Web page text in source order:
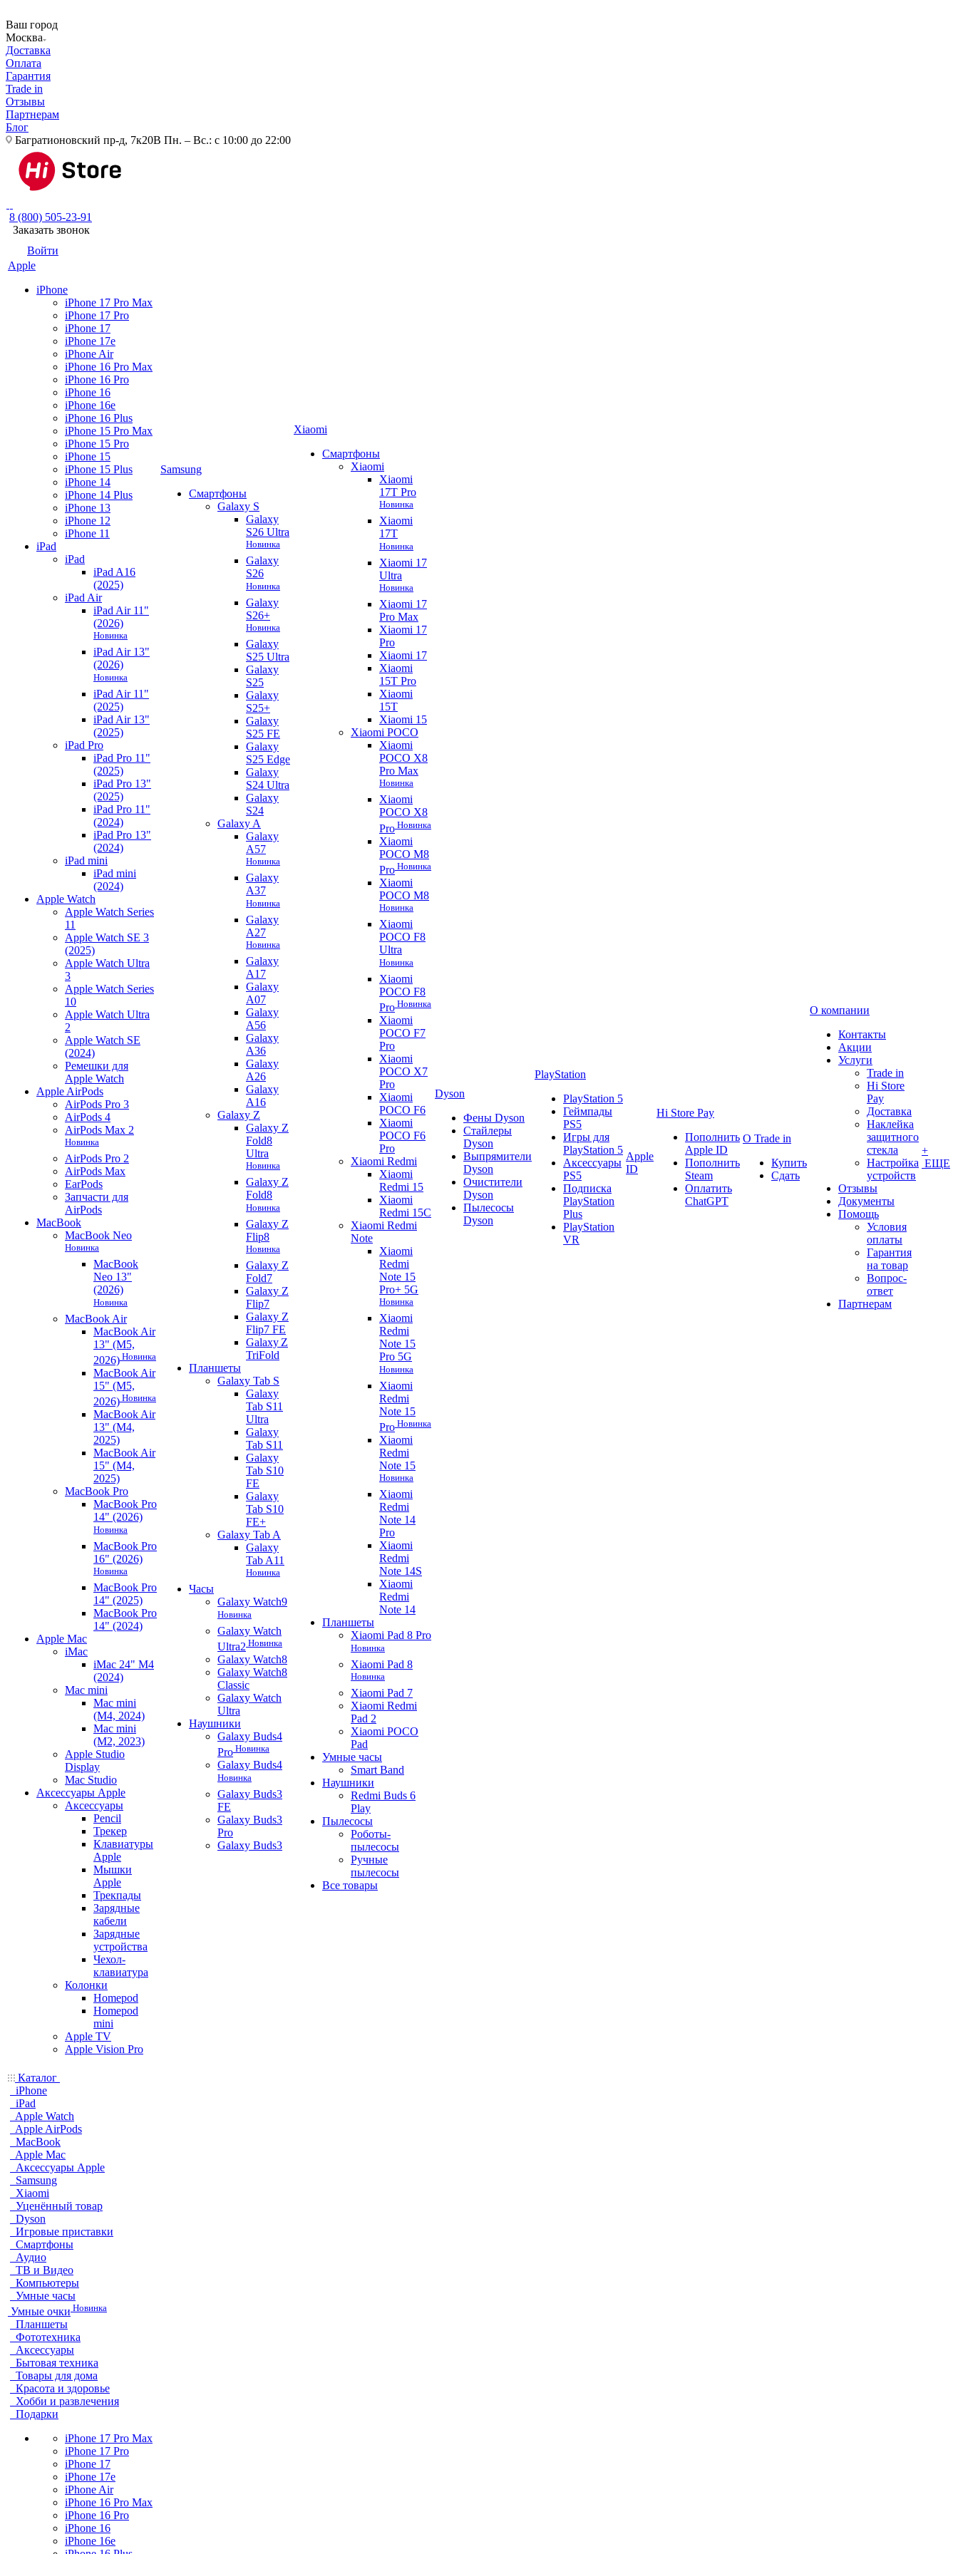
Ваш город
Москва
Доставка
Оплата
Гарантия
Trade in
Отзывы
Партнерам
Блог
Багратионовский пр-д, 7к20В Пн. – Вс.: с 10:00 до 22:00
8 (800) 505-23-91
Заказать звонок
Войти
Apple
iPhone
iPhone 17 Pro Max
iPhone 17 Pro
iPhone 17
iPhone 17e
iPhone Air
iPhone 16 Pro Max
iPhone 16 Pro
iPhone 16
iPhone 16e
iPhone 16 Plus
iPhone 15 Pro Max
iPhone 15 Pro
iPhone 15
iPhone 15 Plus
iPhone 14
iPhone 14 Plus
iPhone 13
iPhone 12
iPhone 11
iPad
iPad
iPad A16
(2025)
iPad Air
iPad Air 11"
(2026)
Новинка
iPad Air 13"
(2026)
Новинка
iPad Air 11"
(2025)
iPad Air 13"
(2025)
iPad Pro
iPad Pro 11"
(2025)
iPad Pro 13"
(2025)
iPad Pro 11"
(2024)
iPad Pro 13"
(2024)
iPad mini
iPad mini
(2024)
Apple Watch
Apple Watch Series
11
Apple Watch SE 3
(2025)
Apple Watch Ultra
3
Apple Watch Series
10
Apple Watch Ultra
2
Apple Watch SE
(2024)
Ремешки для
Apple Watch
Apple AirPods
AirPods Pro 3
AirPods 4
AirPods Max 2
Новинка
AirPods Pro 2
AirPods Max
EarPods
Запчасти для
AirPods
MacBook
MacBook Neo
Новинка
MacBook
Neo 13"
(2026)
Новинка
MacBook Air
MacBook Air
13" (M5,
2026) Новинка
MacBook Air
15" (M5,
2026) Новинка
MacBook Air
13" (M4,
2025)
MacBook Air
15" (M4,
2025)
MacBook Pro
MacBook Pro
14" (2026)
Новинка
MacBook Pro
16" (2026)
Новинка
MacBook Pro
14" (2025)
MacBook Pro
14" (2024)
Apple Mac
iMac
iMac 24" M4
(2024)
Mac mini
Mac mini
(M4, 2024)
Mac mini
(M2, 2023)
Apple Studio
Display
Mac Studio
Аксессуары Apple
Аксессуары
Pencil
Трекер
Клавиатуры
Apple
Мышки
Apple
Трекпады
Зарядные
кабели
Зарядные
устройства
Чехол-
клавиатура
Колонки
Homepod
Homepod
mini
Apple TV
Apple Vision Pro
Samsung
Смартфоны
Galaxy S
Galaxy
S26 Ultra
Новинка
Galaxy
S26
Новинка
Galaxy
S26+
Новинка
Galaxy
S25 Ultra
Galaxy
S25
Galaxy
S25+
Galaxy
S25 FE
Galaxy
S25 Edge
Galaxy
S24 Ultra
Galaxy
S24
Galaxy A
Galaxy
A57
Новинка
Galaxy
A37
Новинка
Galaxy
A27
Новинка
Galaxy
A17
Galaxy
A07
Galaxy
A56
Galaxy
A36
Galaxy
A26
Galaxy
A16
Galaxy Z
Galaxy Z
Fold8
Ultra
Новинка
Galaxy Z
Fold8
Новинка
Galaxy Z
Flip8
Новинка
Galaxy Z
Fold7
Galaxy Z
Flip7
Galaxy Z
Flip7 FE
Galaxy Z
TriFold
Планшеты
Galaxy Tab S
Galaxy
Tab S11
Ultra
Galaxy
Tab S11
Galaxy
Tab S10
FE
Galaxy
Tab S10
FE+
Galaxy Tab A
Galaxy
Tab A11
Новинка
Часы
Galaxy Watch9
Новинка
Galaxy Watch
Ultra2 Новинка
Galaxy Watch8
Galaxy Watch8
Classic
Galaxy Watch
Ultra
Наушники
Galaxy Buds4
Pro Новинка
Galaxy Buds4
Новинка
Galaxy Buds3
FE
Galaxy Buds3
Pro
Galaxy Buds3
Xiaomi
Смартфоны
Xiaomi
Xiaomi
17T Pro
Новинка
Xiaomi
17T
Новинка
Xiaomi 17
Ultra
Новинка
Xiaomi 17
Pro Max
Xiaomi 17
Pro
Xiaomi 17
Xiaomi
15T Pro
Xiaomi
15T
Xiaomi 15
Xiaomi POCO
Xiaomi
POCO X8
Pro Max
Новинка
Xiaomi
POCO X8
Pro Новинка
Xiaomi
POCO M8
Pro Новинка
Xiaomi
POCO M8
Новинка
Xiaomi
POCO F8
Ultra
Новинка
Xiaomi
POCO F8
Pro Новинка
Xiaomi
POCO F7
Pro
Xiaomi
POCO X7
Pro
Xiaomi
POCO F6
Xiaomi
POCO F6
Pro
Xiaomi Redmi
Xiaomi
Redmi 15
Xiaomi
Redmi 15C
Xiaomi Redmi
Note
Xiaomi
Redmi
Note 15
Pro+ 5G
Новинка
Xiaomi
Redmi
Note 15
Pro 5G
Новинка
Xiaomi
Redmi
Note 15
Pro Новинка
Xiaomi
Redmi
Note 15
Новинка
Xiaomi
Redmi
Note 14
Pro
Xiaomi
Redmi
Note 14S
Xiaomi
Redmi
Note 14
Планшеты
Xiaomi Pad 8 Pro
Новинка
Xiaomi Pad 8
Новинка
Xiaomi Pad 7
Xiaomi Redmi
Pad 2
Xiaomi POCO
Pad
Умные часы
Smart Band
Наушники
Redmi Buds 6
Play
Пылесосы
Роботы-
пылесосы
Ручные
пылесосы
Все товары
Dyson
Фены Dyson
Стайлеры
Dyson
Выпрямители
Dyson
Очистители
Dyson
Пылесосы
Dyson
PlayStation
PlayStation 5
Геймпады
PS5
Игры для
PlayStation 5
Аксессуары
PS5
Подписка
PlayStation
Plus
PlayStation
VR
Apple
ID
Hi Store Pay
Пополнить
Apple ID
Пополнить
Steam
Оплатить
ChatGPT
О Trade in
Купить
Сдать
О компании
Контакты
Акции
Услуги
Trade in
Hi Store
Pay
Доставка
Наклейка
защитного
стекла
Настройка
устройств
Отзывы
Документы
Помощь
Условия
оплаты
Гарантия
на товар
Вопрос-
ответ
Партнерам
+
ЕЩЕ
Каталог
iPhone
iPad
Apple Watch
Apple AirPods
MacBook
Apple Mac
Аксессуары Apple
Samsung
Xiaomi
Уценённый товар
Dyson
Игровые приставки
Смартфоны
Аудио
ТВ и Видео
Компьютеры
Умные часы
Умные очки Новинка
Планшеты
Фототехника
Аксессуары
Бытовая техника
Товары для дома
Красота и здоровье
Хобби и развлечения
Подарки
iPhone 17 Pro Max
iPhone 17 Pro
iPhone 17
iPhone 17e
iPhone Air
iPhone 16 Pro Max
iPhone 16 Pro
iPhone 16
iPhone 16e